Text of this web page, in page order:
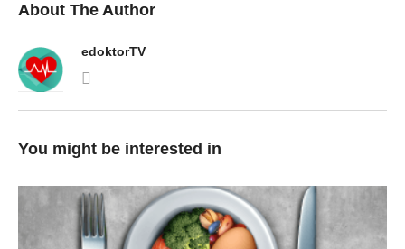
About The Author
edoktorTV
You might be interested in